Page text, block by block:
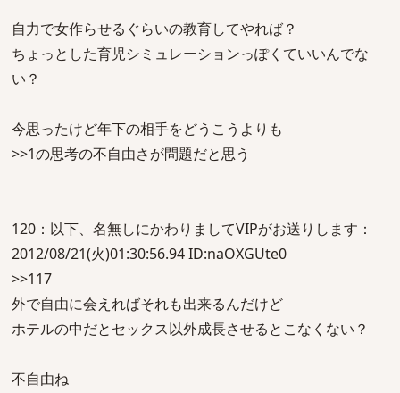
自力で女作らせるぐらいの教育してやれば？
ちょっとした育児シミュレーションっぽくていいんでな
い？
今思ったけど年下の相手をどうこうよりも
>>1の思考の不自由さが問題だと思う
120：以下、名無しにかわりましてVIPがお送りします：
2012/08/21(火)01:30:56.94 ID:naOXGUte0
>>117
外で自由に会えればそれも出来るんだけど
ホテルの中だとセックス以外成長させるとこなくない？
不自由ね